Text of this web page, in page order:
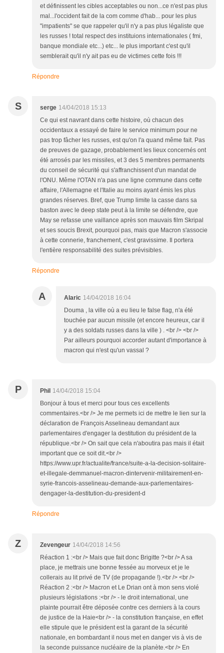
et définissent les cibles acceptables ou non...ce n'est pas plus
mal...l'occident fait de la com comme d'hab... pour les plus
"impatients" se que rappeler qu'il n'y a pas plus légaliste que
les russes ! total respect des instituions internationales ( fmi,
banque mondiale etc...) etc... le plus important c'est qu'il
semblerait qu'il n'y ait pas eu de victimes cette fois !!!
Répondre
S serge 14/04/2018 15:13
Ce qui est navrant dans cette histoire, où chacun des
occidentaux a essayé de faire le service minimum pour ne
pas trop fâcher les russes, est qu'on l'a quand même fait. Pas
de preuves de gazage, probablement les lieux concernés ont
été arrosés par les missiles, et 3 des 5 membres permanents
du conseil de sécurité qui s'affranchissent d'un mandat de
l'ONU. Même l'OTAN n'a pas une ligne commune dans cette
affaire, l'Allemagne et l'Italie au moins ayant émis les plus
grandes réserves. Bref, que Trump limite la casse dans sa
baston avec le deep state peut à la limite se défendre, que
May se refasse une vaillance après son mauvais film Skripal
et ses soucis Brexit, pourquoi pas, mais que Macron s'associe
à cette connerie, franchement, c'est gravissime. Il portera
l'entière responsabilité des suites prévisibles.
Répondre
A Alaric 14/04/2018 16:04
Douma , la ville où a eu lieu le false flag, n'a été
touchée par aucun missile (et encore heureux, car il
y a des soldats russes dans la ville ) . <br /> <br />
Par ailleurs pourquoi accorder autant d'importance à
macron qui n'est qu'un vassal ?
P Phil 14/04/2018 15:04
Bonjour à tous et merci pour tous ces excellents
commentaires.<br /> Je me permets ici de mettre le lien sur la
déclaration de François Asselineau demandant aux
parlementaires d'engager la destitution du président de la
république.<br /> On sait que cela n'aboutira pas mais il était
important que ce soit dit.<br />
https://www.upr.fr/actualite/france/suite-a-la-decision-solitaire-
et-illegale-demmanuel-macron-dintervenir-militairement-en-
syrie-francois-asselineau-demande-aux-parlementaires-
dengager-la-destitution-du-president-d
Répondre
Z Zevengeur 14/04/2018 14:56
Réaction 1 :<br /> Mais que fait donc Brigitte ?<br /> A sa
place, je mettrais une bonne fessée au morveux et je le
collerais au lit privé de TV (de propagande !).<br /> <br />
Réaction 2 :<br /> Macron et Le Drian ont à mon sens violé
plusieurs législations :<br /> - le droit international, une
plainte pourrait être déposée contre ces derniers à la cours
de justice de la Haie<br /> - la constitution française, en effet
elle stipule que le président est la garant de la sécurité
nationale, en bombardant il nous met en danger vis à vis de
la seconde puissance nucléaire de la planète.<br /> En